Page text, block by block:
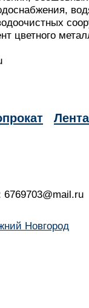
цветного
Лента
Новгород